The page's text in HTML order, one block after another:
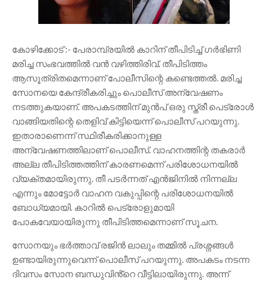
കോഴിക്കോട് :- പേരാമ്പ്രയിൽ കാറിന് തീപിടിച്ച് ഗർഭിണി
മരിച്ച സംഭവത്തിൽ വൻ വഴിത്തിരിവ്. തീപിടിത്തം
ആസൂത്രിതമെന്നാണ് പോലീസിന്റെ കണ്ടെത്തൽ. മരിച്ച
സോനയെ കേന്ദ്രീകരിച്ചും പൊലീസ് അന്വേഷണം
നടത്തുകയാണ്. അപകടത്തിന് മുൻപ് ഒരു സ്ത്രീ പെട്രോൾ
വാങ്ങിയതിന്റെ തെളിവ് കിട്ടിയെന്ന് പൊലീസ് പറയുന്നു.
ഇതാരാണെന്ന് സ്ഥിരീകരിക്കാനുള്ള
അന്വേഷണത്തിലാണ് പൊലീസ്. വാഹനത്തിന്റ തകരാർ
അല്ല തീപിടിത്തത്തിന് കാരണമെന്ന് പരിശോധനയിൽ
വ്യക്തമായിരുന്നു. തീ പടർന്നത് എൻജിനിൽ നിന്നല്ല
എന്നും മോട്ടോർ വാഹന വകുപ്പിന്റെ പരിശോധനയിൽ
ബോധ്യമായി. കാറിൽ പെട്രോളുമായി
പോകവേയായിരുന്നു തീപിടിത്തമെന്നാണ് സൂചന.
സോനയും ഭർത്താവ് രജിൻ ലാലും തമ്മിൽ പ്രശ്നങ്ങൾ
ഉണ്ടായിരുന്നുവെന്ന് പൊലീസ് പറയുന്നു. അപകടം നടന്ന
ദിവസം സോന ബന്ധുവിൻ്റെ വീട്ടിലായിരുന്നു. അന്ന്